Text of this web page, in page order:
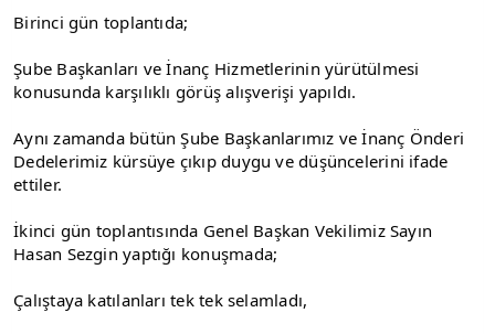
Birinci gün toplantıda;
Şube Başkanları ve İnanç Hizmetlerinin yürütülmesi
konusunda karşılıklı görüş alışverişi yapıldı.
Aynı zamanda bütün Şube Başkanlarımız ve İnanç Önderi
Dedelerimiz kürsüye çıkıp duygu ve düşüncelerini ifade
ettiler.
İkinci gün toplantısında Genel Başkan Vekilimiz Sayın
Hasan Sezgin yaptığı konuşmada;
Çalıştaya katılanları tek tek selamladı,